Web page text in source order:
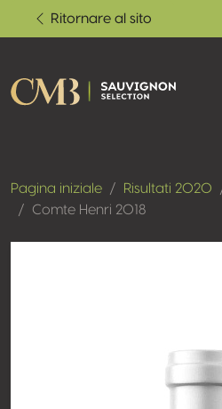
Ritornare al sito
Pagina iniziale Risultati 2020
Comte Henri 2018